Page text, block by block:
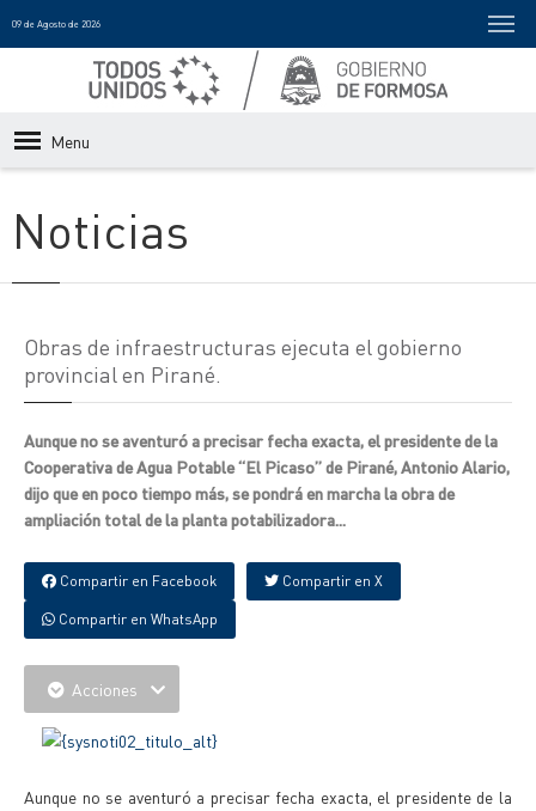
09 de Agosto de 2026
Menu
Noticias
Obras de infraestructuras ejecuta el gobierno
provincial en Pirané.
Aunque no se aventuró a precisar fecha exacta, el presidente de la
Cooperativa de Agua Potable “El Picaso” de Pirané, Antonio Alario,
dijo que en poco tiempo más, se pondrá en marcha la obra de
ampliación total de la planta potabilizadora...
Compartir en Facebook Compartir en X
Compartir en WhatsApp
Acciones
Aunque no se aventuró a precisar fecha exacta, el presidente de la